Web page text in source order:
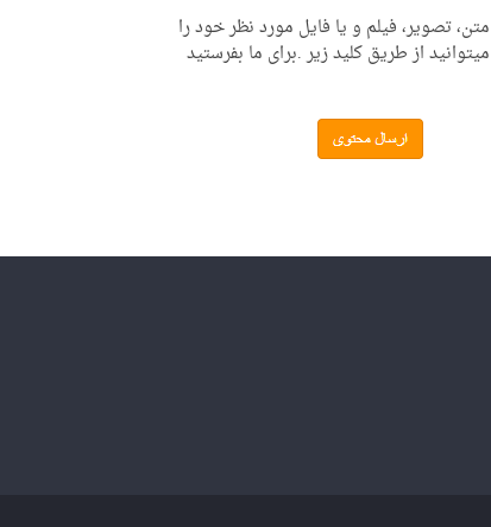
متن، تصویر، فیلم و یا فایل مورد نظر خود را
میتوانید از طریق کلید زیر .برای ما بفرستید